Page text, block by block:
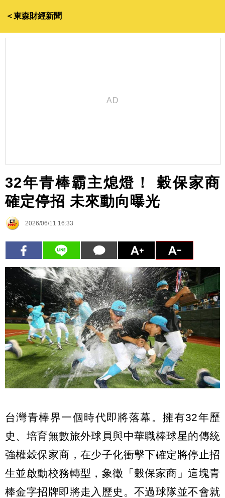
＜東森財經新聞
32年青棒霸主熄燈！ 穀保家商
確定停招 未來動向曝光
2026/06/11 16:33
台灣青棒界一個時代即將落幕。擁有32年歷
史、培育無數旅外球員與中華職棒球星的傳統
強權穀保家商，在少子化衝擊下確定將停止招
生並啟動校務轉型，象徵「穀保家商」這塊青
棒金字招牌即將走入歷史。不過球隊並不會就